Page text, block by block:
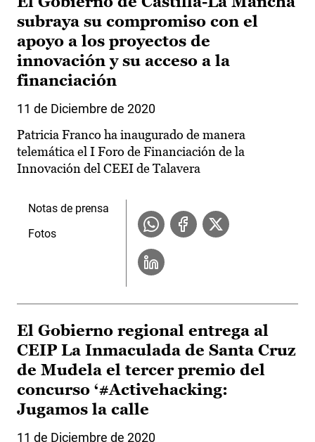
subraya su compromiso con el
apoyo a los proyectos de
innovación y su acceso a la
financiación
11 de Diciembre de 2020
Patricia Franco ha inaugurado de manera
telemática el I Foro de Financiación de la
Innovación del CEEI de Talavera
Notas de prensa
Fotos
El Gobierno regional entrega al
CEIP La Inmaculada de Santa Cruz
de Mudela el tercer premio del
concurso ‘#Activehacking:
Jugamos la calle
11 de Diciembre de 2020